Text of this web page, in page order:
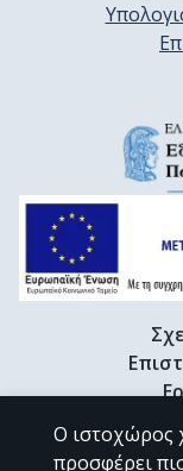
Διδακτορικές
Ο ιστοχώρος
προσφέρει